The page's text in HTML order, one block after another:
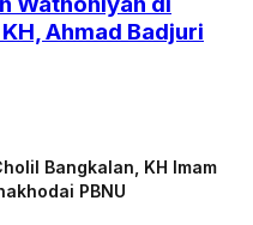
Ahmad Badjuri
Bangkalan, KH Imam
PBNU